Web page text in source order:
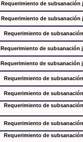
Requerimiento de subsanación
Requerimiento de subsanación
Requerimiento de
Requerimiento de subsanación
Requerimiento de subsanación
Requerimiento de
Requerimiento de
Requerimiento de
Requerimiento de
Requerimiento de